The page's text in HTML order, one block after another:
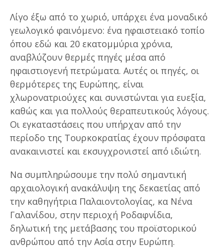
Λίγο έξω από το χωριό, υπάρχει ένα μοναδικό
γεωλογικό φαινόμενο: ένα ηφαιστειακό τοπίο
όπου εδώ και 20 εκατομμύρια χρόνια,
αναβλύζουν θερμές πηγές μέσα από
ηφαιστιογενή πετρώματα. Αυτές οι πηγές, οι
θερμότερες της Ευρώπης, είναι
χλωρονατριούχες και συνιστώνται για ευεξία,
καθώς και για πολλούς θεραπευτικούς λόγους.
Οι εγκαταστάσεις που υπήρχαν από την
περίοδο της Τουρκοκρατίας έχουν πρόσφατα
ανακαινιστεί και εκσυγχρονιστεί από ιδιώτη.
Να συμπληρώσουμε την πολύ σημαντική
αρχαιολογική ανακάλυψη της δεκαετίας από
την καθηγήτρια Παλαιοντολογίας, κα Νένα
Γαλανίδου, στην περιοχή Ροδαφνίδια,
δηλωτική της μετάβασης του προϊστορικού
ανθρώπου από την Ασία στην Ευρώπη.